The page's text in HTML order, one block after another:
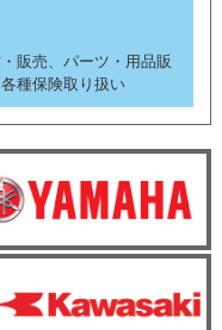
販売、パーツ・用品販
種保険取り扱い